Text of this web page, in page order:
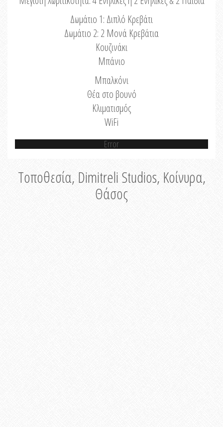
Δωμάτιο 1: Διπλό Κρεβάτι
Δωμάτιο 2: 2 Μονά Κρεβάτια
Κουζινάκι
Μπάνιο
Μπαλκόνι
Θέα στο βουνό
Κλιματισμός
WiFi
Error
Τοποθεσία, Dimitreli Studios, Κοίνυρα,
Θάσος